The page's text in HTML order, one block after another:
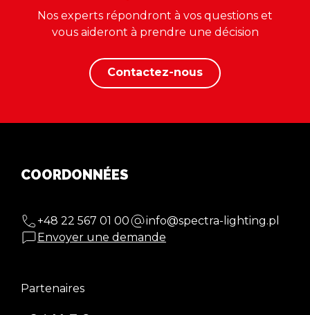
Nos experts répondront à vos questions et
vous aideront à prendre une décision
Contactez-nous
COORDONNÉES
+48 22 567 01 00
info@spectra-lighting.pl
Envoyer une demande
Partenaires